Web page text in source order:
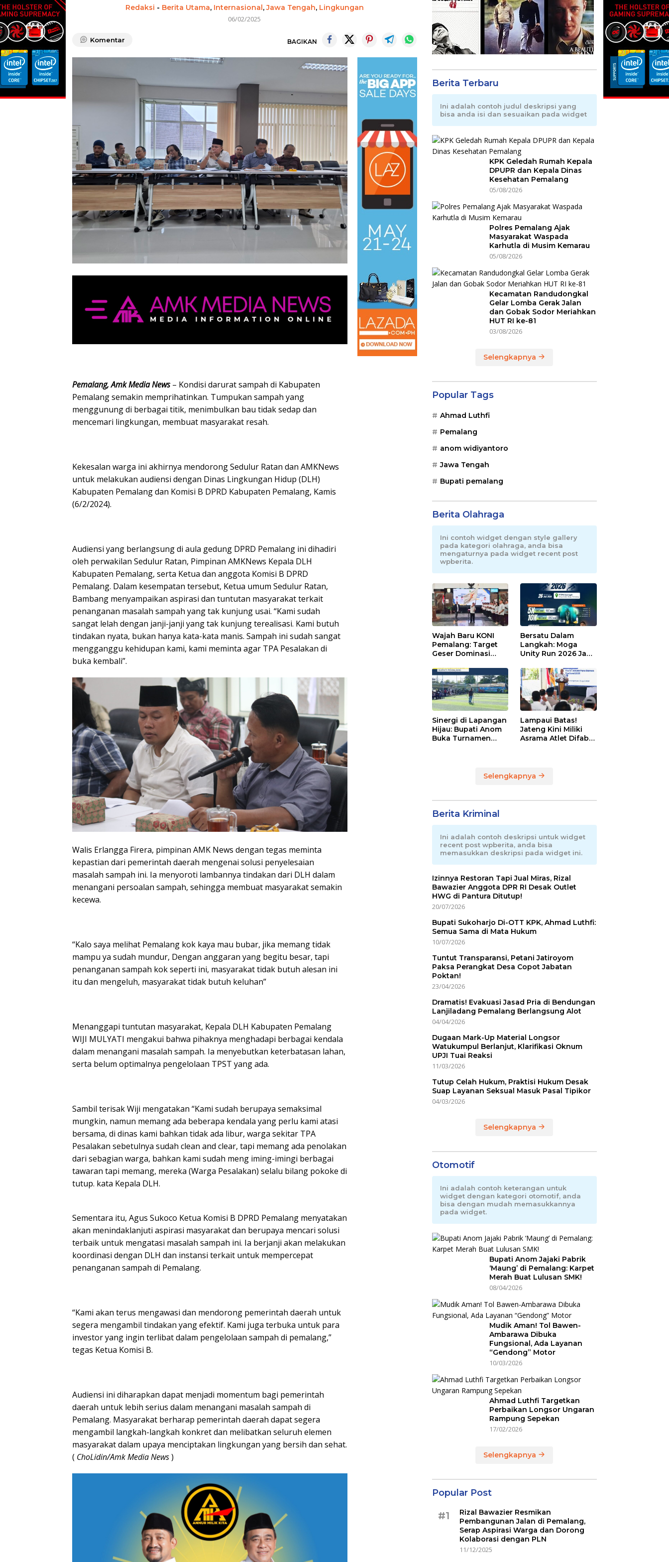
Redaksi - Berita Utama, Internasional,Jawa Tengah, Lingkungan
06/02/2025
Komentar BAGIKAN
Pemalang, Amk Media News – Kondisi darurat sampah di Kabupaten
Pemalang semakin memprihatinkan. Tumpukan sampah yang
menggunung di berbagai titik, menimbulkan bau tidak sedap dan
mencemari lingkungan, membuat masyarakat resah.
Kekesalan warga ini akhirnya mendorong Sedulur Ratan dan AMKNews
untuk melakukan audiensi dengan Dinas Lingkungan Hidup (DLH)
Kabupaten Pemalang dan Komisi B DPRD Kabupaten Pemalang, Kamis
(6/2/2024).
Audiensi yang berlangsung di aula gedung DPRD Pemalang ini dihadiri
oleh perwakilan Sedulur Ratan, Pimpinan AMKNews Kepala DLH
Kabupaten Pemalang, serta Ketua dan anggota Komisi B DPRD
Pemalang. Dalam kesempatan tersebut, Ketua umum Sedulur Ratan,
Bambang menyampaikan aspirasi dan tuntutan masyarakat terkait
penanganan masalah sampah yang tak kunjung usai. “Kami sudah
sangat lelah dengan janji-janji yang tak kunjung terealisasi. Kami butuh
tindakan nyata, bukan hanya kata-kata manis. Sampah ini sudah sangat
mengganggu kehidupan kami, kami meminta agar TPA Pesalakan di
buka kembali”.
Walis Erlangga Firera, pimpinan AMK News dengan tegas meminta
kepastian dari pemerintah daerah mengenai solusi penyelesaian
masalah sampah ini. Ia menyoroti lambannya tindakan dari DLH dalam
menangani persoalan sampah, sehingga membuat masyarakat semakin
kecewa.
“Kalo saya melihat Pemalang kok kaya mau bubar, jika memang tidak
mampu ya sudah mundur, Dengan anggaran yang begitu besar, tapi
penanganan sampah kok seperti ini, masyarakat tidak butuh alesan ini
itu dan mengeluh, masyarakat tidak butuh keluhan”
Menanggapi tuntutan masyarakat, Kepala DLH Kabupaten Pemalang
WIJI MULYATI mengakui bahwa pihaknya menghadapi berbagai kendala
dalam menangani masalah sampah. Ia menyebutkan keterbatasan lahan,
serta belum optimalnya pengelolaan TPST yang ada.
Sambil terisak Wiji mengatakan “Kami sudah berupaya semaksimal
mungkin, namun memang ada beberapa kendala yang perlu kami atasi
bersama, di dinas kami bahkan tidak ada libur, warga sekitar TPA
Pesalakan sebetulnya sudah clean and clear, tapi memang ada penolakan
dari sebagian warga, bahkan kami sudah meng iming-imingi berbagai
tawaran tapi memang, mereka (Warga Pesalakan) selalu bilang pokoke di
tutup. kata Kepala DLH.
Sementara itu, Agus Sukoco Ketua Komisi B DPRD Pemalang menyatakan
akan menindaklanjuti aspirasi masyarakat dan berupaya mencari solusi
terbaik untuk mengatasi masalah sampah ini. Ia berjanji akan melakukan
koordinasi dengan DLH dan instansi terkait untuk mempercepat
penanganan sampah di Pemalang.
“Kami akan terus mengawasi dan mendorong pemerintah daerah untuk
segera mengambil tindakan yang efektif. Kami juga terbuka untuk para
investor yang ingin terlibat dalam pengelolaan sampah di pemalang,”
tegas Ketua Komisi B.
Audiensi ini diharapkan dapat menjadi momentum bagi pemerintah
daerah untuk lebih serius dalam menangani masalah sampah di
Pemalang. Masyarakat berharap pemerintah daerah dapat segera
mengambil langkah-langkah konkret dan melibatkan seluruh elemen
masyarakat dalam upaya menciptakan lingkungan yang bersih dan sehat.
( ChoLidin/Amk Media News)
Berita Terbaru
Ini adalah contoh judul deskripsi yang
bisa anda isi dan sesuaikan pada widget
KPK Geledah Rumah Kepala
DPUPR dan Kepala Dinas
Kesehatan Pemalang
05/08/2026
Polres Pemalang Ajak
Masyarakat Waspada
Karhutla di Musim Kemarau
05/08/2026
Kecamatan Randudongkal
Gelar Lomba Gerak Jalan
dan Gobak Sodor Meriahkan
HUT RI ke-81
03/08/2026
Selengkapnya
Popular Tags
Ahmad Luthfi
Pemalang
anom widiyantoro
Jawa Tengah
Bupati pemalang
Berita Olahraga
Ini contoh widget dengan style gallery
pada kategori olahraga, anda bisa
mengaturnya pada widget recent post
wpberita.
Wajah Baru KONI
Pemalang: Target
Geser Dominasi
Bersatu Dalam
Langkah: Moga
Unity Run 2026 Jadi
Olahraga Pemalang
Sinergi di Lapangan
Hijau: Bupati Anom
Buka Turnamen
Lampaui Batas!
Jateng Kini Miliki
Asrama Atlet Difabel
Selengkapnya
Berita Kriminal
Ini adalah contoh deskripsi untuk widget
recent post wpberita, anda bisa
memasukkan deskripsi pada widget ini.
Izinnya Restoran Tapi Jual Miras, Rizal
Bawazier Anggota DPR RI Desak Outlet
HWG di Pantura Ditutup!
20/07/2026
Bupati Sukoharjo Di-OTT KPK, Ahmad Luthfi:
Semua Sama di Mata Hukum
10/07/2026
Tuntut Transparansi, Petani Jatiroyom
Paksa Perangkat Desa Copot Jabatan
Poktan!
23/04/2026
Dramatis! Evakuasi Jasad Pria di Bendungan
Lanjiladang Pemalang Berlangsung Alot
04/04/2026
Dugaan Mark-Up Material Longsor
Watukumpul Berlanjut, Klarifikasi Oknum
UPJI Tuai Reaksi
11/03/2026
Tutup Celah Hukum, Praktisi Hukum Desak
Suap Layanan Seksual Masuk Pasal Tipikor
04/03/2026
Selengkapnya
Otomotif
Ini adalah contoh keterangan untuk
widget dengan kategori otomotif, anda
bisa dengan mudah memasukkannya
pada widget.
Bupati Anom Jajaki Pabrik
‘Maung’ di Pemalang: Karpet
Merah Buat Lulusan SMK!
08/04/2026
Mudik Aman! Tol Bawen-
Ambarawa Dibuka
Fungsional, Ada Layanan
“Gendong” Motor
10/03/2026
Ahmad Luthfi Targetkan
Perbaikan Longsor Ungaran
Rampung Sepekan
17/02/2026
Selengkapnya
Popular Post
#1
Rizal Bawazier Resmikan
Pembangunan Jalan di Pemalang,
Serap Aspirasi Warga dan Dorong
Kolaborasi dengan PLN
11/12/2025